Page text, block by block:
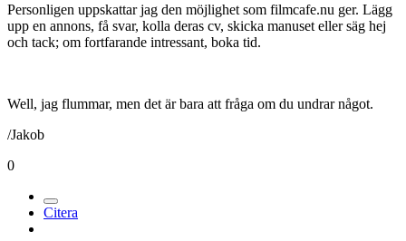
Personligen uppskattar jag den möjlighet som filmcafe.nu ger. Lägg
upp en annons, få svar, kolla deras cv, skicka manuset eller säg hej
och tack; om fortfarande intressant, boka tid.
Well, jag flummar, men det är bara att fråga om du undrar något.
/Jakob
0
Citera